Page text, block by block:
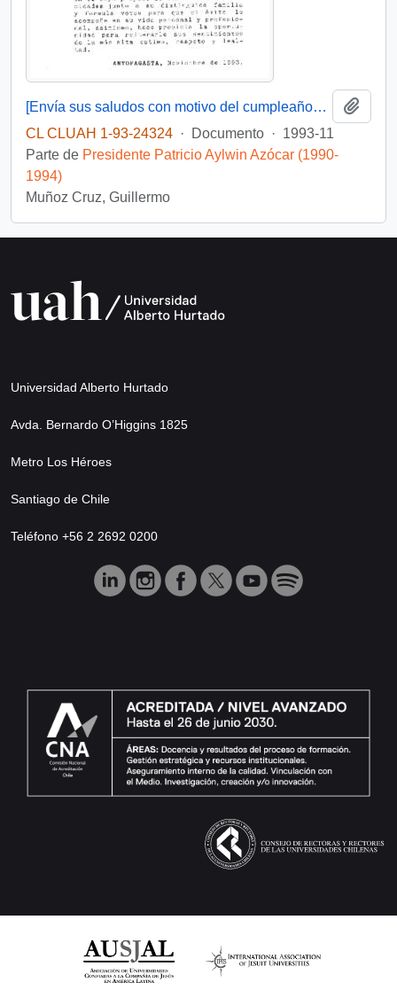
[Envía sus saludos con motivo del cumpleaños del Presidente]
CL CLUAH 1-93-24324 · Documento · 1993-11
Parte de Presidente Patricio Aylwin Azócar (1990-
1994)
Muñoz Cruz, Guillermo
Universidad Alberto Hurtado
Avda. Bernardo O’Higgins 1825
Metro Los Héroes
Santiago de Chile
Teléfono +56 2 2692 0200